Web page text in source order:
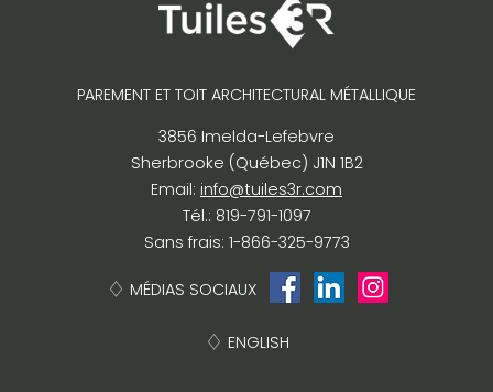
PAREMENT ET TOIT ARCHITECTURAL MÉTALLIQUE
3856 Imelda-Lefebvre
Sherbrooke (Québec) J1N 1B2
Email: info@tuiles3r.com
Tél.: 819-791-1097
Sans frais: 1-866-325-9773
MÉDIAS SOCIAUX
ENGLISH